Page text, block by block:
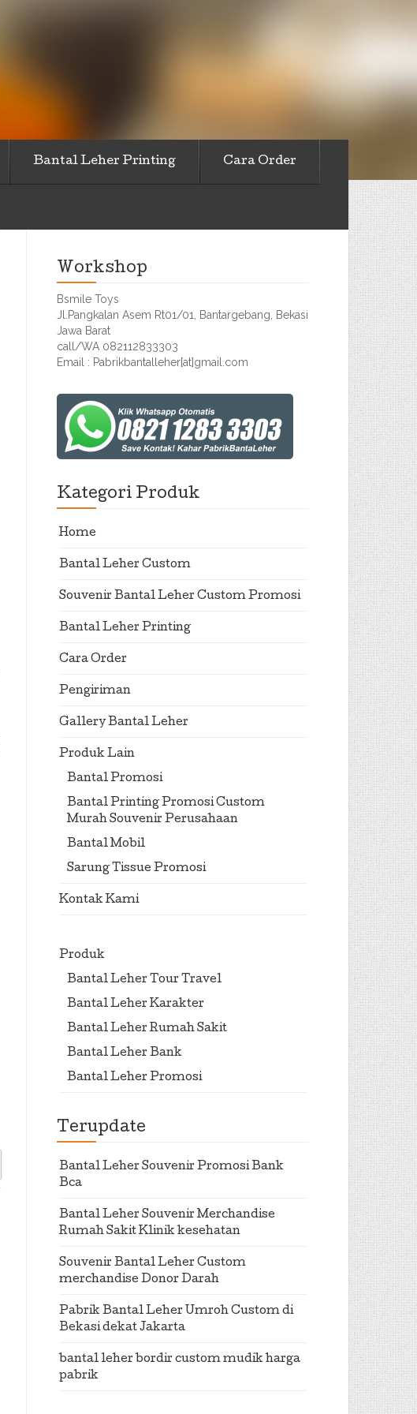
Bantal Leher Printing Cara Order
Workshop
Bsmile Toys
Jl.Pangkalan Asem Rt01/01, Bantargebang, Bekasi
Jawa Barat
call/WA 082112833303
Email : Pabrikbantalleher[at]gmail.com
Kategori Produk
Home
Bantal Leher Custom
Souvenir Bantal Leher Custom Promosi
Bantal Leher Printing
Cara Order
Pengiriman
Gallery Bantal Leher
Produk Lain
Bantal Promosi
Bantal Printing Promosi Custom
Murah Souvenir Perusahaan
Bantal Mobil
Sarung Tissue Promosi
Kontak Kami
Produk
Bantal Leher Tour Travel
Bantal Leher Karakter
Bantal Leher Rumah Sakit
Bantal Leher Bank
Bantal Leher Promosi
Terupdate
Bantal Leher Souvenir Promosi Bank
Bca
Bantal Leher Souvenir Merchandise
Rumah Sakit Klinik kesehatan
Souvenir Bantal Leher Custom
merchandise Donor Darah
Pabrik Bantal Leher Umroh Custom di
Bekasi dekat Jakarta
bantal leher bordir custom mudik harga
pabrik